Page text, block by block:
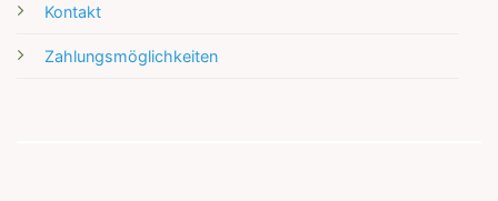
Kontakt
Zahlungsmöglichkeiten